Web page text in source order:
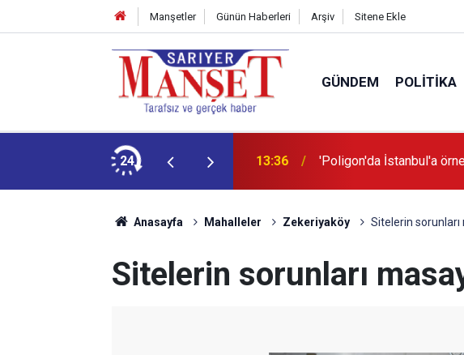
Manşetler Günün Haberleri Arşiv Sitene Ekle
GÜNDEM POLITIKA
24 13:36 'Poligon'da İstanbul'a
Anasayfa Mahalleler Zekeriyaköy Sitelerin sorunları
Sitelerin sorunları